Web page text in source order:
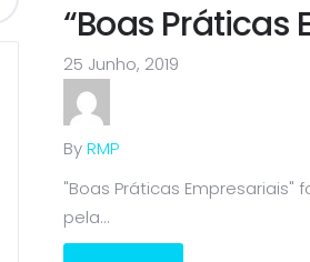
“Boas Práticas
25 Junho, 2019
ByRMP
"Boas Práticas
pela...